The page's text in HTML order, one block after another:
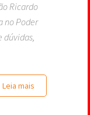
Ricardo
no Poder
dúvidas,
Leia mais